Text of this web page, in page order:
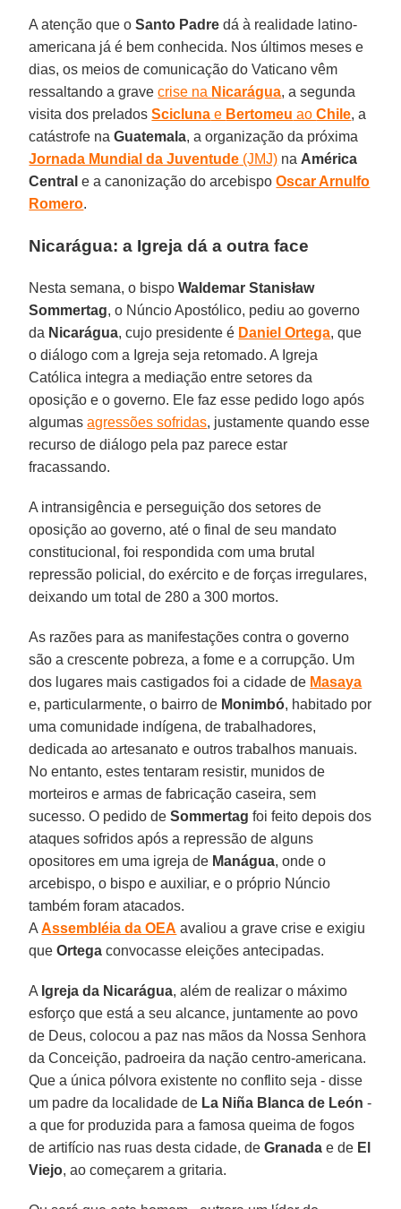
A atenção que oSanto Padre dá à realidade latino-
americana já é bem conhecida. Nos últimos meses e
dias, os meios de comunicação do Vaticano vêm
ressaltando a gravecrise na Nicarágua, a segunda
visita dos preladosScicluna e Bertomeu aoChile, a
catástrofe naGuatemala, a organização da próxima
Jornada Mundial da Juventude (JMJ) na América
Central e a canonização do arcebispoOscar Arnulfo
Romero.
Nicarágua: a Igreja dá a outra face
Nesta semana, o bispoWaldemar Stanisław
Sommertag, o Núncio Apostólico, pediu ao governo
da Nicarágua, cujo presidente é Daniel Ortega, que
o diálogo com a Igreja seja retomado. A Igreja
Católica integra a mediação entre setores da
oposição e o governo. Ele faz esse pedido logo após
algumasagressões sofridas, justamente quando esse
recurso de diálogo pela paz parece estar
fracassando.
A intransigência e perseguição dos setores de
oposição ao governo, até o final de seu mandato
constitucional, foi respondida com uma brutal
repressão policial, do exército e de forças irregulares,
deixando um total de 280 a 300 mortos.
As razões para as manifestações contra o governo
são a crescente pobreza, a fome e a corrupção. Um
dos lugares mais castigados foi a cidade de Masaya
e, particularmente, o bairro de Monimbó, habitado por
uma comunidade indígena, de trabalhadores,
dedicada ao artesanato e outros trabalhos manuais.
No entanto, estes tentaram resistir, munidos de
morteiros e armas de fabricação caseira, sem
sucesso. O pedido deSommertag foi feito depois dos
ataques sofridos após a repressão de alguns
opositores em uma igreja de Manágua, onde o
arcebispo, o bispo e auxiliar, e o próprio Núncio
também foram atacados.
AAssembléia da OEA avaliou a grave crise e exigiu
queOrtega convocasse eleições antecipadas.
A Igreja da Nicarágua, além de realizar o máximo
esforço que está a seu alcance, juntamente ao povo
de Deus, colocou a paz nas mãos da Nossa Senhora
da Conceição, padroeira da nação centro-americana.
Que a única pólvora existente no conflito seja - disse
um padre da localidade de La Niña Blanca de León -
a que for produzida para a famosa queima de fogos
de artifício nas ruas desta cidade, deGranada e de El
Viejo, ao começarem a gritaria.